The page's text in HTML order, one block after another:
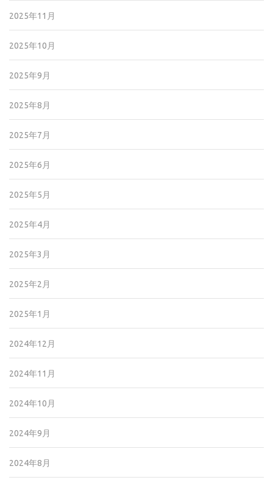
2025年11月
2025年10月
2025年9月
2025年8月
2025年7月
2025年6月
2025年5月
2025年4月
2025年3月
2025年2月
2025年1月
2024年12月
2024年11月
2024年10月
2024年9月
2024年8月